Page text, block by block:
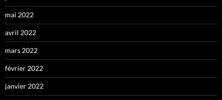
mai 2022
avril 2022
mars 2022
février 2022
janvier 2022